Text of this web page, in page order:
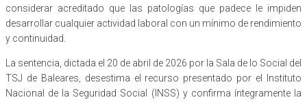
considerar acreditado que las patologías que padece le impiden
desarrollar cualquier actividad laboral con un mínimo de rendimiento
y continuidad.
La sentencia, dictada el 20 de abril de 2026 por la Sala de lo Social del
TSJ de Baleares, desestima el recurso presentado por el Instituto
Nacional de la Seguridad Social (INSS) y confirma íntegramente la